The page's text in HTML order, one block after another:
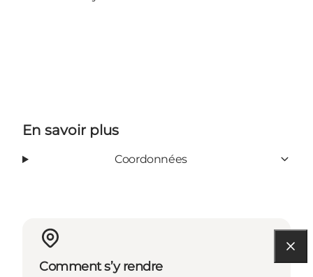
En savoir plus
Coordonnées
Comment s’y rendre